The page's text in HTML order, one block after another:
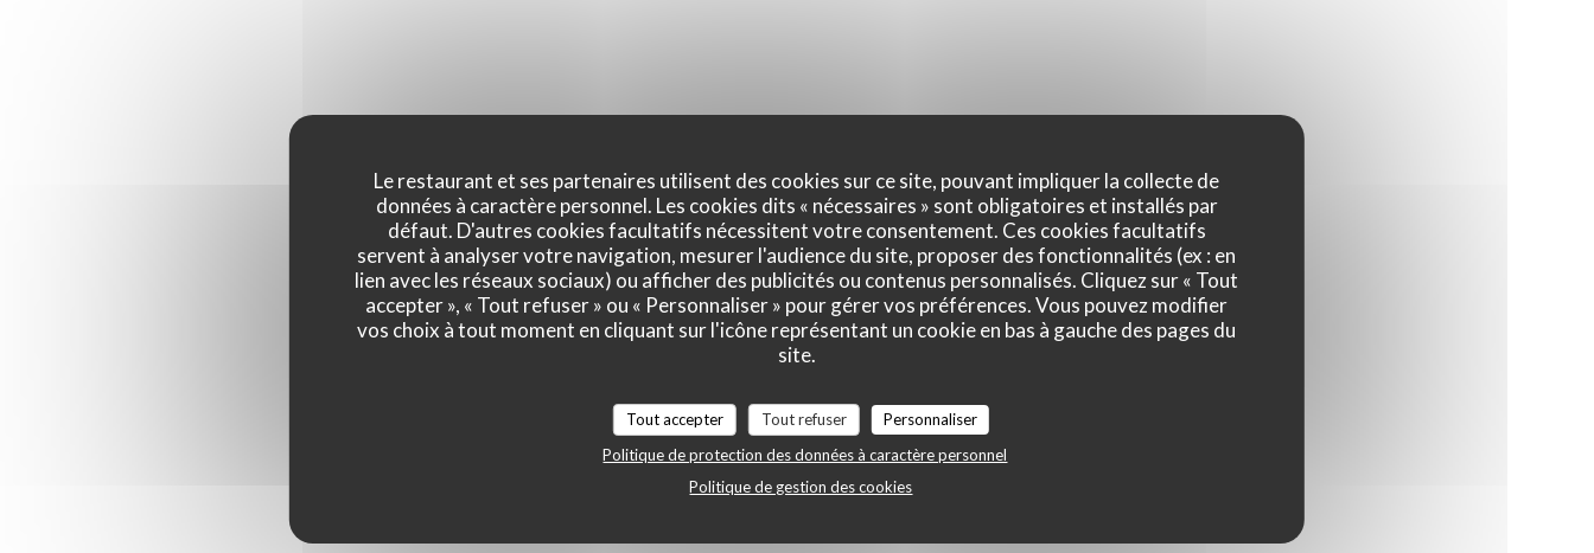
Le restaurant et ses partenaires utilisent des cookies sur ce site, pouvant impliquer la collecte de
données à caractère personnel. Les cookies dits « nécessaires » sont obligatoires et installés par
défaut. D'autres cookies facultatifs nécessitent votre consentement. Ces cookies facultatifs
servent à analyser votre navigation, mesurer l'audience du site, proposer des fonctionnalités (ex : en
lien avec les réseaux sociaux) ou afficher des publicités ou contenus personnalisés. Cliquez sur « Tout
accepter », « Tout refuser » ou « Personnaliser » pour gérer vos préférences. Vous pouvez modifier
vos choix à tout moment en cliquant sur l'icône représentant un cookie en bas à gauche des pages du
site.
Tout accepter Tout refuser
Personnaliser
Politique de protection des données à caractère personnel
Politique de gestion des cookies